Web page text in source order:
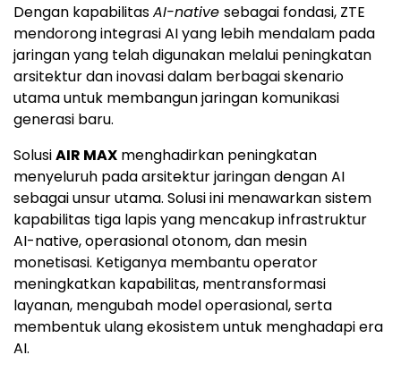
Dengan kapabilitasAI-native sebagai fondasi, ZTE
mendorong integrasi AI yang lebih mendalam pada
jaringan yang telah digunakan melalui peningkatan
arsitektur dan inovasi dalam berbagai skenario
utama untuk membangun jaringan komunikasi
generasi baru.
SolusiAIR MAX menghadirkan peningkatan
menyeluruh pada arsitektur jaringan dengan AI
sebagai unsur utama. Solusi ini menawarkan sistem
kapabilitas tiga lapis yang mencakup infrastruktur
AI-native, operasional otonom, dan mesin
monetisasi. Ketiganya membantu operator
meningkatkan kapabilitas, mentransformasi
layanan, mengubah model operasional, serta
membentuk ulang ekosistem untuk menghadapi era
AI.